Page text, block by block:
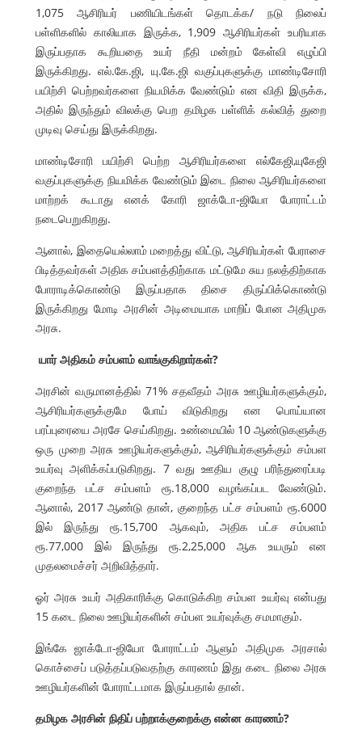
1,075 ஆசிரியர் பணியிடங்கள் தொடக்க/ நடு நிலைப்
பள்ளிகளில் காலியாக இருக்க, 1,909 ஆசிரியர்கள் உபரியாக
இருப்பதாக கூறியதை உயர் நீதி மன்றம் கேள்வி எழுப்பி
இருக்கிறது. எல்.கே.ஜி, யு.கே.ஜி வகுப்புகளுக்கு மாண்டிசோரி
பயிற்சி பெற்றவர்களை நியமிக்க வேண்டும் என விதி இருக்க,
அதில் இருந்தும் விலக்கு பெற தமிழக பள்ளிக் கல்வித் துறை
முடிவு செய்து இருக்கிறது.
மாண்டிசோரி பயிற்சி பெற்ற ஆசிரியர்களை எல்கேஜி,யுகேஜி
வகுப்புகளுக்கு நியமிக்க வேண்டும் இடை நிலை ஆசிரியர்களை
மாற்றக் கூடாது எனக் கோரி ஜாக்டோ-ஜியோ போராட்டம்
நடைபெறுகிறது.
ஆனால், இதையெல்லாம் மறைத்து விட்டு, ஆசிரியர்கள் பேராசை
பிடித்தவர்கள் அதிக சம்பளத்திற்காக மட்டுமே சுய நலத்திற்காக
போராடிக்கொண்டு இருப்பதாக திசை திருப்பிக்கொண்டு
இருக்கிறது மோடி அரசின் அடிமையாக மாறிப் போன அதிமுக
அரசு.
யார் அதிகம் சம்பளம் வாங்குகிறார்கள்?
அரசின் வருமானத்தில் 71% சதவீதம் அரசு ஊழியர்களுக்கும்,
ஆசிரியர்களுக்குமே போய் விடுகிறது என பொய்யான
பரப்புரையை அரசே செய்கிறது. உண்மையில் 10 ஆண்டுகளுக்கு
ஒரு முறை அரசு ஊழியர்களுக்கும், ஆசிரியர்களுக்கும் சம்பள
உயர்வு அளிக்கப்படுகிறது. 7 வது ஊதிய குழு பரிந்துரைப்படி
குறைந்த பட்ச சம்பளம் ரூ.18,000 வழங்கப்பட வேண்டும்.
ஆனால், 2017 ஆண்டு தான், குறைந்த பட்ச சம்பளம் ரூ.6000
இல் இருந்து ரூ.15,700 ஆகவும், அதிக பட்ச சம்பளம்
ரூ.77,000 இல் இருந்து ரூ.2,25,000 ஆக உயரும் என
முதலமைச்சர் அறிவித்தார்.
ஓர் அரசு உயர் அதிகாரிக்கு கொடுக்கிற சம்பள உயர்வு என்பது
15 கடை நிலை ஊழியர்களின் சம்பள உயர்வுக்கு சமமாகும்.
இங்கே ஜாக்டோ-ஜியோ போராட்டம் ஆளும் அதிமுக அரசால்
கொச்சைப் படுத்தப்படுவதற்கு காரணம் இது கடை நிலை அரசு
ஊழியர்களின் போராட்டமாக இருப்பதால் தான்.
தமிழக அரசின் நிதிப் பற்றாக்குறைக்கு என்ன காரணம்?